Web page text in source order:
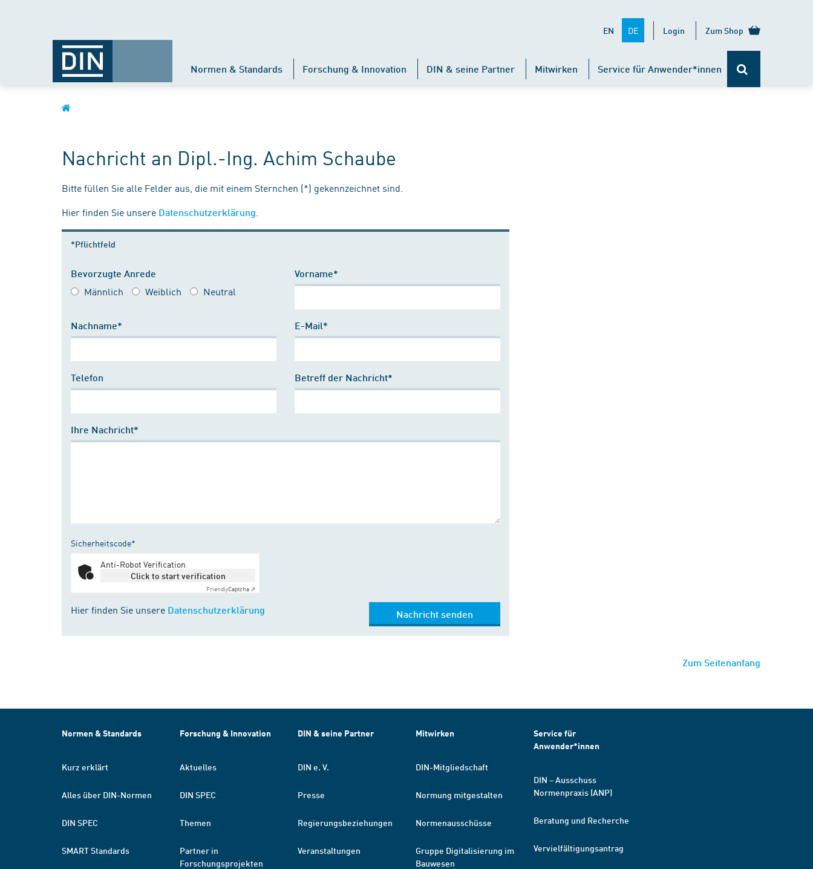
EN DE Login Zum Shop
Normen & Standards Forschung & Innovation DIN & seine Partner Mitwirken Service für Anwender*innen
Nachricht an Dipl.-Ing. Achim Schaube
Bitte füllen Sie alle Felder aus, die mit einem Sternchen (*) gekennzeichnet sind.
Hier finden Sie unsere Datenschutzerklärung
*Pflichtfeld
Bevorzugte Anrede
Männlich Weiblich Neutral
Vorname*
Nachname* E-Mail*
Telefon Betreff der Nachricht*
Ihre Nachricht*
Sicherheitscode*
Anti-Robot Verification
Click to start verification
FriendlyCaptcha ⇗
Hier finden Sie unsere Datenschutzerklärung Nachricht senden
Zum Seitenanfang
Normen & Standards
Kurz erklärt
Alles über DIN-Normen
DIN SPEC
SMART Standards
Forschung & Innovation
Aktuelles
DIN SPEC
Themen
Partner in
Forschungsprojekten
DIN & seine Partner
DIN e. V.
Presse
Regierungsbeziehungen
Veranstaltungen
Mitwirken
DIN-Mitgliedschaft
Normung mitgestalten
Normenausschüsse
Gruppe Digitalisierung im
Bauwesen
Service für
Anwender*innen
DIN – Ausschuss
Normenpraxis (ANP)
Beratung und Recherche
Vervielfältigungsantrag